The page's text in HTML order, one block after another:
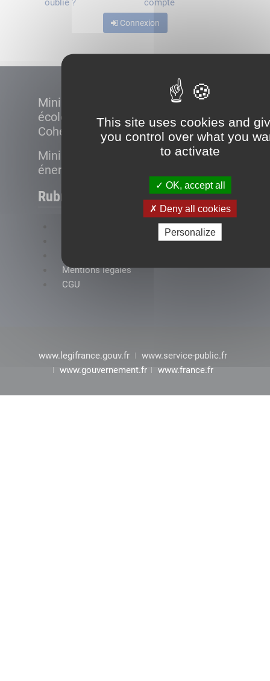
This site uses cookies and
you control over what you
to activate
OK, accept all
Deny all cookies
Personalize
oublié ?
compte
Connexion
Ministère de la Transition
écologique et de la
Cohésion des territoires
Ministère de la Transition
énergétique
Rubriques
Mentions légales
CGU
www.legifrance.gouv.fr
www.service-public.fr
www.gouvernement.fr
www.france.fr